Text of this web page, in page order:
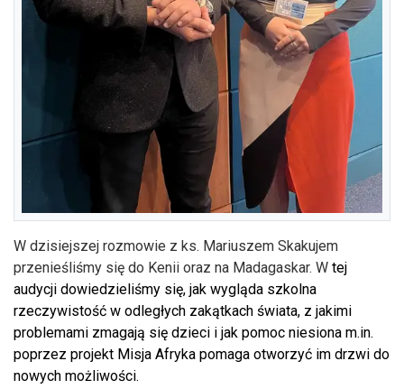
W dzisiejszej rozmowie z ks. Mariuszem Skakujem
przenieśliśmy się do Kenii oraz na Madagaskar. W tej
audycji dowiedzieliśmy się, jak wygląda szkolna
rzeczywistość w odległych zakątkach świata, z jakimi
problemami zmagają się dzieci i jak pomoc niesiona m.in.
poprzez projekt Misja Afryka pomaga otworzyć im drzwi do
nowych możliwości.